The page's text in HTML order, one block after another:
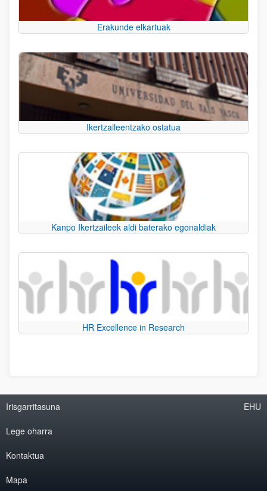
Erakunde elkartuak
Ikertzaileentzako ostatua
Kanpo Ikertzaileek aldi baterako egonaldiak
HR Excellence in Research
Irisgarritasuna
Lege oharra
Kontaktua
Mapa
EHU